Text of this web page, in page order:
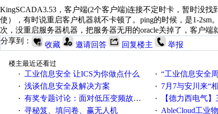
KingSCADA3.53，客户端(2个客户端)连接不定时卡，暂时没
使），有时说重启客户机器就不卡顿了。ping的时候，是1-
次，没重启服务器机器，把服务器无用的oracle关掉了，客户
分享到：
收藏 邀请回答 回复楼主 举报
楼主最近还看过
·
工业信息安全 让ICS为你做点什么 · “工业信息安全周之我见”
· 浅谈信息安全及解决方案 · 7月7与安川来“
· 有奖专题讨论：面对低压变频故障，老手是这样解决的！ · 【德力西电气】三
· 寻秘笈、填问卷、赢无人机 · AbleCloud工业物联